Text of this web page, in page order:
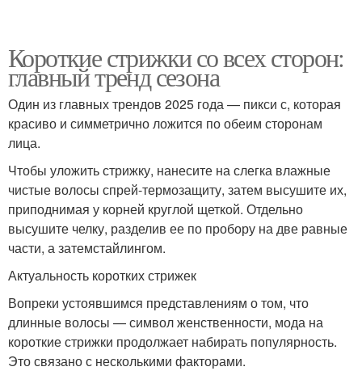
Короткие стрижки со всех сторон:
главный тренд сезона
Один из главных трендов 2025 года — пикси с, которая
красиво и симметрично ложится по обеим сторонам
лица.
Чтобы уложить стрижку, нанесите на слегка влажные
чистые волосы спрей-термозащиту, затем высушите их,
приподнимая у корней круглой щеткой. Отдельно
высушите челку, разделив ее по пробору на две равные
части, а затемстайлингом.
Актуальность коротких стрижек
Вопреки устоявшимся представлениям о том, что
длинные волосы — символ женственности, мода на
короткие стрижки продолжает набирать популярность.
Это связано с несколькими факторами.